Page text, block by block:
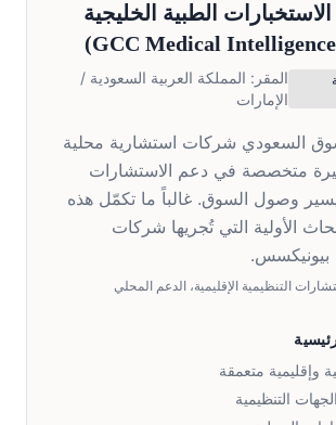
الطبية الخليجية
GCC Medical
)
المقر: المملكة العربية السعودية /
الإمارات
السعودي شركات استشارية محلية
متخصصة في دعم الاستشارات
وصول السوق. غالباً ما تكمّل هذه
الأولية التي تُجريها شركات
بيونيكسس.
التنظيمية الإقليمية، الدعم المحلي
وإقليمية متعمقة
التنظيمية